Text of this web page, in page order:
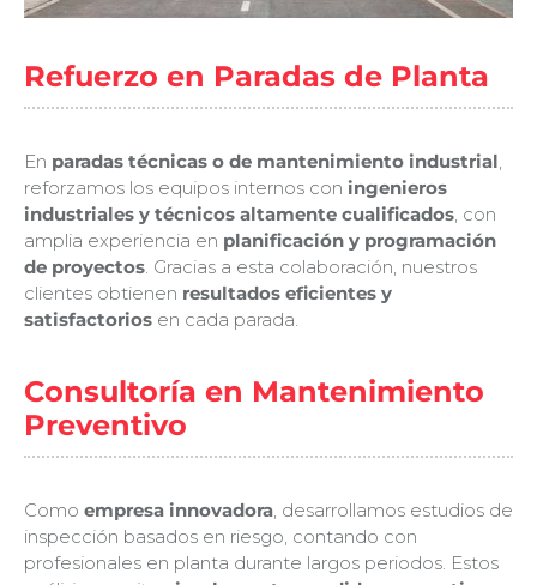
Refuerzo en Paradas de Planta
En paradas técnicas o de mantenimiento industrial,
reforzamos los equipos internos con ingenieros
industriales y técnicos altamente cualificados, con
amplia experiencia en planificación y programación
de proyectos. Gracias a esta colaboración, nuestros
clientes obtienen resultados eficientes y
satisfactorios en cada parada.
Consultoría en Mantenimiento
Preventivo
Como empresa innovadora, desarrollamos estudios de
inspección basados en riesgo, contando con
profesionales en planta durante largos periodos. Estos